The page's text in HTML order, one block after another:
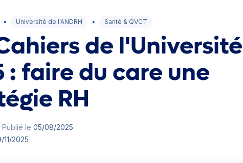
● Université de l'ANDRH ● Santé & QVCT
de l'Université
: faire du care une
RH
Publié le 05/08/2025
11/2025